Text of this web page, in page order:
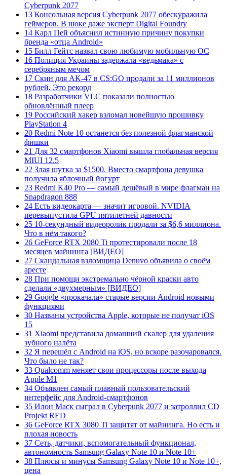
Cyberpunk 2077
13 Консольная версия Cyberpunk 2077 обескуражила
геймеров. В шоке даже эксперт Digital Foundry
14 Карл Пей объяснил истинную причину покупки
бренда «отца Android»
15 Билл Гейтс назвал свою любимую мобильную ОС
16 Полиция Украины задержала «ведьмака» с
серебряным мечом
17 Скин для AK-47 в CS:GO продали за 11 миллионов
рублей. Это рекорд
18 Разработчики VLC показали полностью
обновлённый плеер
19 Российский хакер взломал новейшую прошивку
PlayStation 4
20 Redmi Note 10 останется без полезной флагманской
фишки
21 Для 32 смартфонов Xiaomi вышла глобальная версия
MIUI 12.5
22 Злая шутка за $1500. Вместо смартфона девушка
получила яблочный йогурт
23 Redmi K40 Pro — самый дешёвый в мире флагман на
Snapdragon 888
24 Есть видеокарта — значит игровой. NVIDIA
перевыпустила GPU пятилетней давности
25 10-секундный видеоролик продали за $6,6 миллиона.
Что в нём такого?
26 GeForce RTX 2080 Ti протестировали после 18
месяцев майнинга [ВИДЕО]
27 Скандальная взломщица Denuvo объявила о своём
аресте
28 При помощи экстремально чёрной краски авто
сделали «двухмерным» [ВИДЕО]
29 Google «прокачала» старые версии Android новыми
функциями
30 Названы устройства Apple, которые не получат iOS
15
31 Xiaomi представила домашний скалер для удаления
зубного налёта
32 Я перешёл с Android на iOS, но вскоре разочаровался.
Что было не так?
33 Qualcomm меняет свои процессоры после выхода
Apple M1
34 Объявлен самый плавный пользовательский
интерфейс для Android-смартфонов
35 Илон Маск сыграл в Cyberpunk 2077 и затроллил CD
Projekt RED
36 GeForce RTX 3080 Ti защитят от майнинга. Но есть и
плохая новость
37 Сеть, датчики, вспомогательный функционал,
автономность Samsung Galaxy Note 10 и Note 10+
38 Плюсы и минусы Samsung Galaxy Note 10 и Note 10+,
цена